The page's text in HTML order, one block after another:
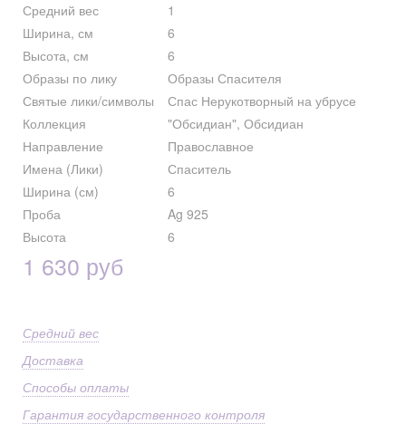
Средний вес
1
Ширина, см
6
Высота, см
6
Образы по лику
Образы Спасителя
Святые лики/символы
Спас Нерукотворный на убрусе
Коллекция
"Обсидиан", Обсидиан
Направление
Православное
Имена (Лики)
Спаситель
Ширина (см)
6
Проба
Ag 925
Высота
6
1 630 руб
Средний вес
Доставка
Способы оплаты
Гарантия государственного контроля